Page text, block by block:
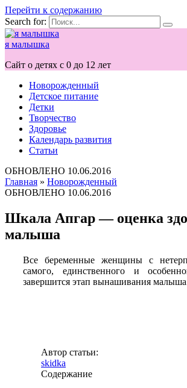
Перейти к содержанию
Search for:
я малышка
Сайт о детях с 0 до 12 лет
Новорожденный
Детское питание
Детки
Творчество
Здоровье
Календарь развития
Статьи
ОБНОВЛЕНО 10.06.2016
Главная » Новорожденный
ОБНОВЛЕНО 10.06.2016
Шкала Апгар — оценка
малыша
Все беременные женщины с
самого, единственного и
завершится этап вынашивания
Автор статьи:
skidka
Содержание